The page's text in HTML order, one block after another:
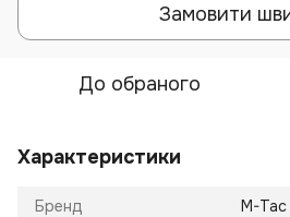
Замовити
До обраного
Характеристики
Бренд M-Tac